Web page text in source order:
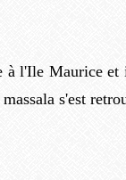
à l'Ile Maurice
s'est